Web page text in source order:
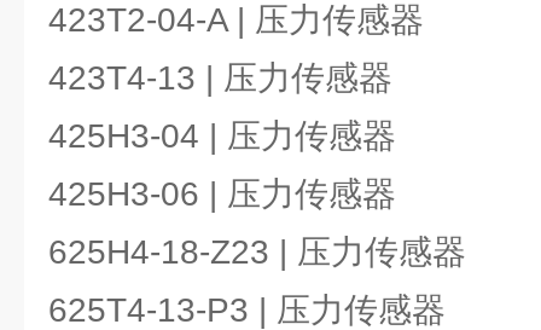
423T2-04-A | 压力传感器
423T4-13 | 压力传感器
425H3-04 | 压力传感器
425H3-06 | 压力传感器
625H4-18-Z23 | 压力传感器
625T4-13-P3 | 压力传感器